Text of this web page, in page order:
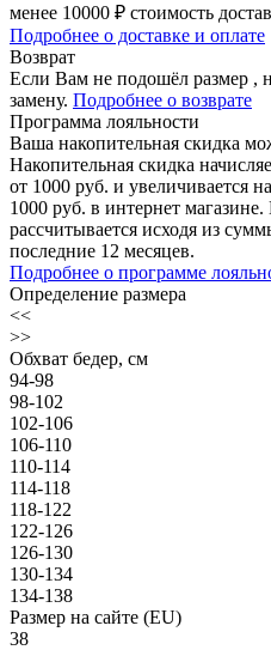
менее 10000 ₽ стоимость
Подробнее о доставке и оплате
Возврат
Если Вам не подошёл размер
замену. Подробнее о возврате
Программа лояльности
Ваша накопительная скидка
Накопительная скидка
от 1000 руб. и увеличивается
1000 руб. в интернет
рассчитывается исходя из
последние 12 месяцев.
Подробнее о программе
Определение размера
<<
>>
Обхват бедер, см
94-98
98-102
102-106
106-110
110-114
114-118
118-122
122-126
126-130
130-134
134-138
Размер на сайте (EU)
38